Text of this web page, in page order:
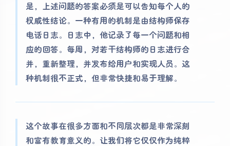
是，上述问题的答案必须是可以告知每个人的
权威性结论。一种有用的机制是由结构师保存
电话日志。日志中，他记录了每一个问题和相
应的回答。每周，对若干结构师的日志进行合
并，重新整理，并发布给用户和实现人员。这
种机制很不正式，但非常快捷和易于理解。
这个故事在很多方面和不同层次都是非常深刻
和富有教育意义的。让我们将它仅仅作为纯粹